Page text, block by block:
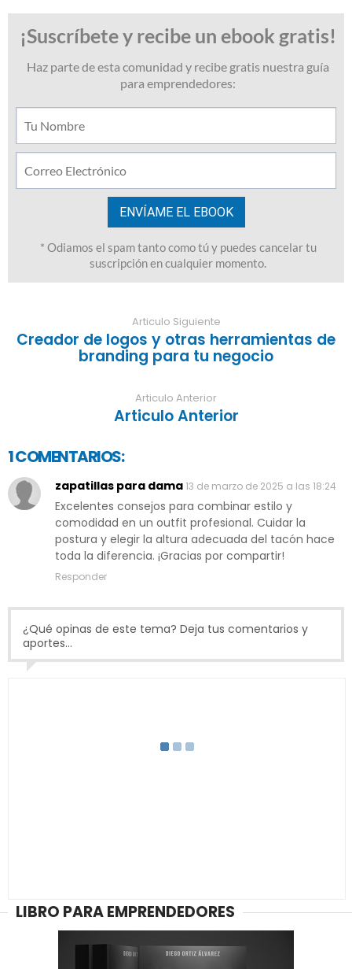
Articulo Siguiente
Creador de logos y otras herramientas de
branding para tu negocio
Articulo Anterior
Articulo Anterior
1 COMENTARIOS:
zapatillas para dama13 de marzo de 2025 a las 18:24
Excelentes consejos para combinar estilo y
comodidad en un outfit profesional. Cuidar la
postura y elegir la altura adecuada del tacón hace
toda la diferencia. ¡Gracias por compartir!
Responder
¿Qué opinas de este tema? Deja tus comentarios y
aportes...
LIBRO PARA EMPRENDEDORES